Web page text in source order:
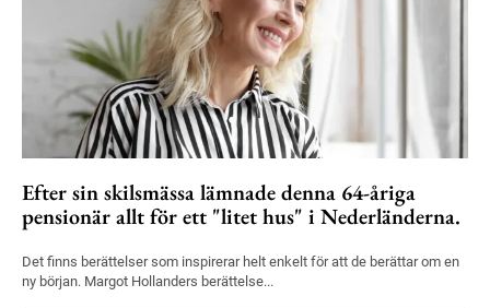
Efter sin skilsmässa lämnade denna 64-åriga
pensionär allt för ett "litet hus" i Nederländerna.
Det finns berättelser som inspirerar helt enkelt för att de berättar om en
ny början. Margot Hollanders berättelse...